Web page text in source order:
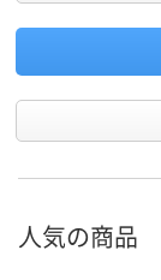
人気の商品